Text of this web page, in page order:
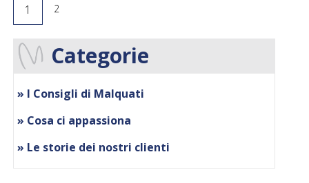
1 2
Categorie
» I Consigli di Malquati
» Cosa ci appassiona
» Le storie dei nostri clienti